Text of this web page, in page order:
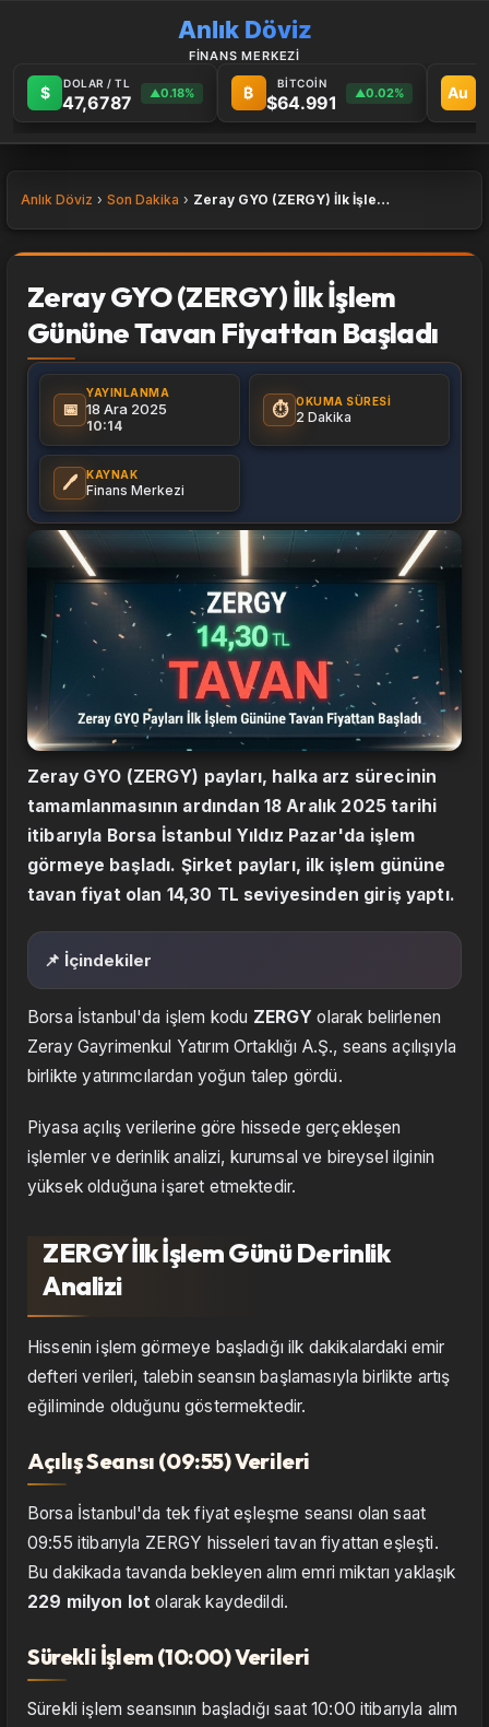
Anlık Döviz
FİNANS MERKEZİ
$ DOLAR / TL
47,6787 ▲0.18% ₿ BİTCOİN
$64.991 ▲0.02% Au
Anlık Döviz Son Dakika Zeray GYO (ZERGY) İlk İşlem Gününe Tavan Fiyattan Başladı
Zeray GYO (ZERGY) İlk İşlem
Gününe Tavan Fiyattan Başladı
📅
YAYINLANMA
18 Ara 2025
10:14
⏱️ OKUMA SÜRESI
2 Dakika
🖊️ KAYNAK
Finans Merkezi
Zeray GYO (ZERGY) payları, halka arz sürecinin
tamamlanmasının ardından 18 Aralık 2025 tarihi
itibarıyla Borsa İstanbul Yıldız Pazar'da işlem
görmeye başladı. Şirket payları, ilk işlem gününe
tavan fiyat olan 14,30 TL seviyesinden giriş yaptı.
📌 İçindekiler
Borsa İstanbul'da işlem kodu ZERGY olarak belirlenen
Zeray Gayrimenkul Yatırım Ortaklığı A.Ş., seans açılışıyla
birlikte yatırımcılardan yoğun talep gördü.
Piyasa açılış verilerine göre hissede gerçekleşen
işlemler ve derinlik analizi, kurumsal ve bireysel ilginin
yüksek olduğuna işaret etmektedir.
ZERGY İlk İşlem Günü Derinlik
Analizi
Hissenin işlem görmeye başladığı ilk dakikalardaki emir
defteri verileri, talebin seansın başlamasıyla birlikte artış
eğiliminde olduğunu göstermektedir.
Açılış Seansı (09:55) Verileri
Borsa İstanbul'da tek fiyat eşleşme seansı olan saat
09:55 itibarıyla ZERGY hisseleri tavan fiyattan eşleşti.
Bu dakikada tavanda bekleyen alım emri miktarı yaklaşık
229 milyon lot olarak kaydedildi.
Sürekli İşlem (10:00) Verileri
Sürekli işlem seansının başladığı saat 10:00 itibarıyla alım